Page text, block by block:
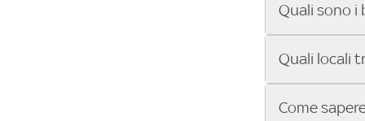
Quali sono i
Se cerchi un
ENILIVE, la
Sky Bar ti
Quali locali
Vuoi sapere
Come